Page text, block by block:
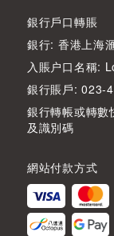
銀行戶口轉賬
銀行: 香港上海
入賬户口名稱:
銀行賬戶: 023-
銀行轉帳或轉數
及識別碼
網站付款方式